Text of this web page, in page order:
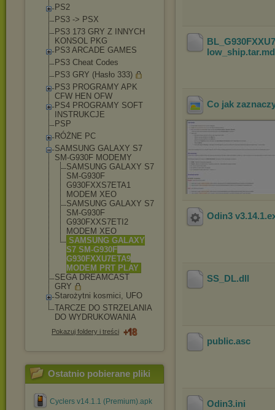
PS2
PS3 -> PSX
PS3 173 GRY Z INNYCH
KONSOL PKG
PS3 ARCADE GAMES
PS3 Cheat Codes
PS3 GRY (Hasło 333)
PS3 PROGRAMY APK
CFW HEN OFW
PS4 PROGRAMY SOFT
INSTRUKCJE
PSP
RÓŻNE PC
SAMSUNG GALAXY S7
SM-G930F MODEMY
SAMSUNG GALAXY S7
SM-G930F
G930FXXS7ETA1
MODEM XEO
SAMSUNG GALAXY S7
SM-G930F
G930FXXS7ETI2
MODEM XEO
SAMSUNG GALAXY
S7 SM-G930F
G930FXXU7ETA9
MODEM PRT PLAY
SEGA DREAMCAST
GRY
Starożytni kosmici, UFO
TARCZE DO STRZELANIA
DO WYDRUKOWANIA
Pokazuj foldery i treści
Ostatnio pobierane pliki
Cyclers v14.1.1 (Premium).apk
low_ship.tar
Co jak
Odin3 v3.14.1
SS_DL.dll
public.asc
Odin3.ini